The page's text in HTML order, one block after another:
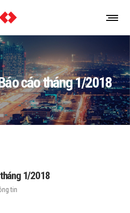
cáo tháng 1/2018
tháng 1/2018
tin